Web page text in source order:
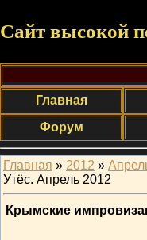
Сайт высокой
Главная
Форум
Главная » 2012 »
Утёс. Апрель 2012
Крымские